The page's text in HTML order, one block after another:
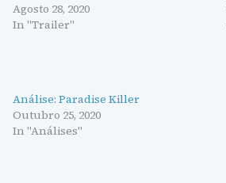
Agosto 28, 2020
In "Trailer"
Análise: Paradise Killer
Outubro 25, 2020
In "Análises"